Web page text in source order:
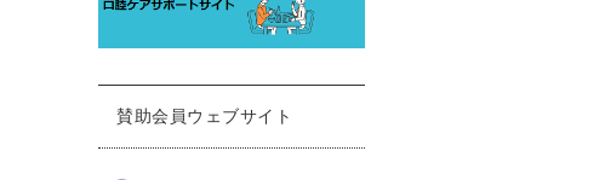
賛助会員ウェブサイト